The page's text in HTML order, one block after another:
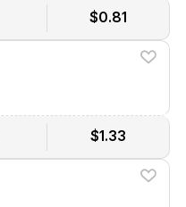
$0.81
$1.33